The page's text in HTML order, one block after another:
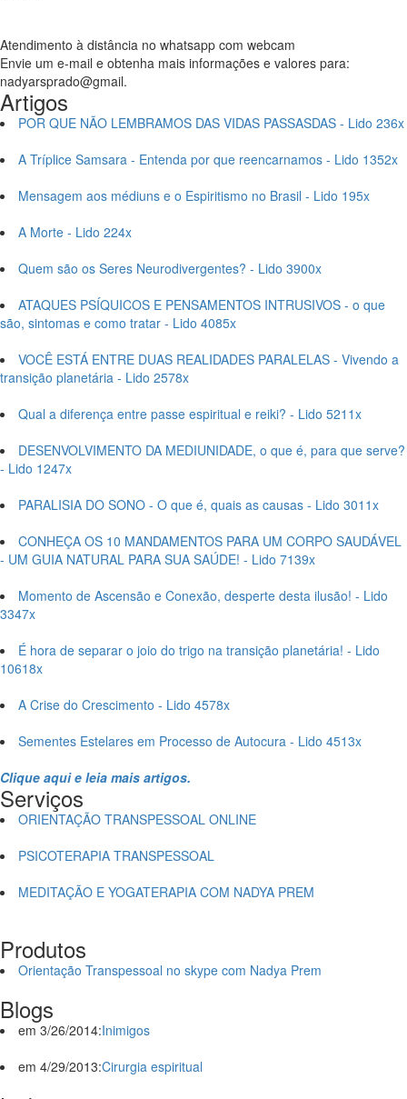
Atendimento à distância no whatsapp com webcam
Envie um e-mail e obtenha mais informações e valores para:
nadyarsprado@gmail.
Artigos
POR QUE NÃO LEMBRAMOS DAS VIDAS PASSASDAS - Lido 236x
A Tríplice Samsara - Entenda por que reencarnamos - Lido 1352x
Mensagem aos médiuns e o Espiritismo no Brasil - Lido 195x
A Morte - Lido 224x
Quem são os Seres Neurodivergentes? - Lido 3900x
ATAQUES PSÍQUICOS E PENSAMENTOS INTRUSIVOS - o que
são, sintomas e como tratar - Lido 4085x
VOCÊ ESTÁ ENTRE DUAS REALIDADES PARALELAS - Vivendo a
transição planetária - Lido 2578x
Qual a diferença entre passe espiritual e reiki? - Lido 5211x
DESENVOLVIMENTO DA MEDIUNIDADE, o que é, para que serve?
- Lido 1247x
PARALISIA DO SONO - O que é, quais as causas - Lido 3011x
CONHEÇA OS 10 MANDAMENTOS PARA UM CORPO SAUDÁVEL
- UM GUIA NATURAL PARA SUA SAÚDE! - Lido 7139x
Momento de Ascensão e Conexão, desperte desta ilusão! - Lido
3347x
É hora de separar o joio do trigo na transição planetária! - Lido
10618x
A Crise do Crescimento - Lido 4578x
Sementes Estelares em Processo de Autocura - Lido 4513x
Clique aqui e leia mais artigos.
Serviços
ORIENTAÇÃO TRANSPESSOAL ONLINE
PSICOTERAPIA TRANSPESSOAL
MEDITAÇÃO E YOGATERAPIA COM NADYA PREM
Produtos
Orientação Transpessoal no skype com Nadya Prem
Blogs
em 3/26/2014:Inimigos
em 4/29/2013:Cirurgia espiritual